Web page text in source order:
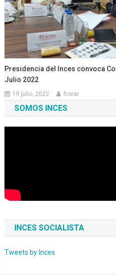
Presidencia del Inces convoca
Julio 2022
19 julio, 2022 ltovar
SOMOS INCES
INCES SOCIALISTA
Tweets by Inces